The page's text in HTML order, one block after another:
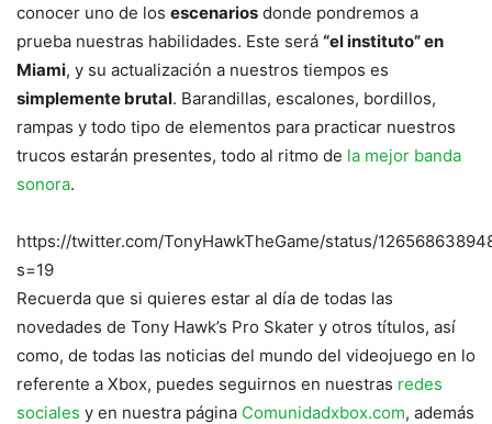
conocer uno de los escenarios donde pondremos a
prueba nuestras habilidades. Este será “el instituto” en
Miami, y su actualización a nuestros tiempos es
simplemente brutal. Barandillas, escalones, bordillos,
rampas y todo tipo de elementos para practicar nuestros
trucos estarán presentes, todo al ritmo de la mejor banda
sonora.
https://twitter.com/TonyHawkTheGame/status/
s=19
Recuerda que si quieres estar al día de todas las
novedades de Tony Hawk’s Pro Skater y otros títulos, así
como, de todas las noticias del mundo del videojuego en lo
referente a Xbox, puedes seguirnos en nuestras redes
sociales y en nuestra página Comunidadxbox.com, además